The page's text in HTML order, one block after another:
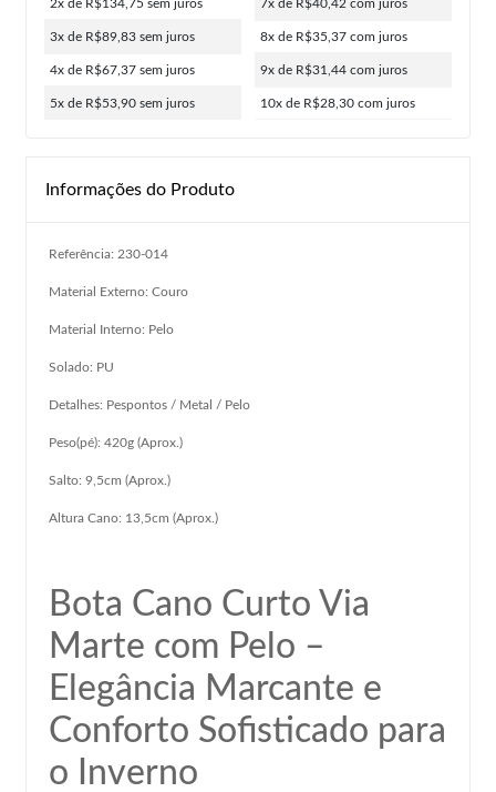
2x de R$134,75 sem juros
3x de R$89,83 sem juros
4x de R$67,37 sem juros
5x de R$53,90 sem juros
7x de R$40,42 com juros
8x de R$35,37 com juros
9x de R$31,44 com juros
10x de R$28,30 com juros
Informações do Produto
Referência: 230-014
Material Externo: Couro
Material Interno: Pelo
Solado: PU
Detalhes: Pespontos / Metal / Pelo
Peso(pé): 420g (Aprox.)
Salto: 9,5cm (Aprox.)
Altura Cano: 13,5cm (Aprox.)
Bota Cano Curto Via
Marte com Pelo –
Elegância Marcante e
Conforto Sofisticado para
o Inverno